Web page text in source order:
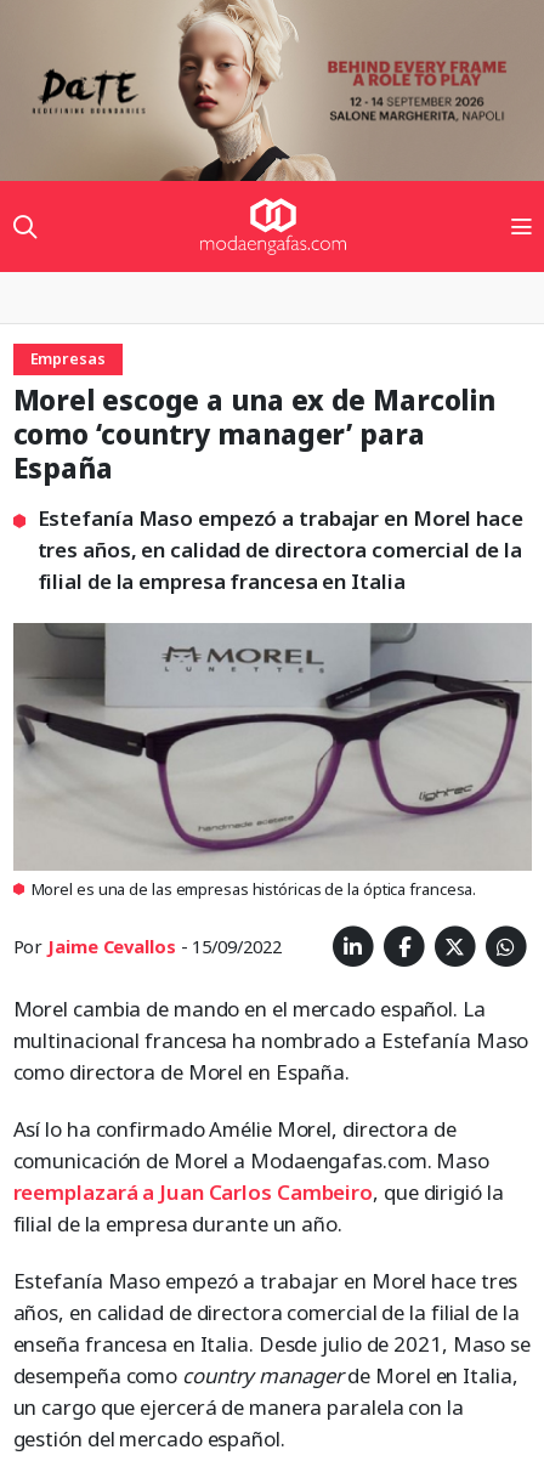
Empresas
Morel escoge a una ex de Marcolin
como ‘country manager’ para
España
Estefanía Maso empezó a trabajar en Morel hace
tres años, en calidad de directora comercial de la
filial de la empresa francesa en Italia
Morel es una de las empresas históricas de la óptica francesa.
Por Jaime Cevallos - 15/09/2022
Morel cambia de mando en el mercado español. La
multinacional francesa ha nombrado a Estefanía Maso
como directora de Morel en España.
Así lo ha confirmado Amélie Morel, directora de
comunicación de Morel a Modaengafas.com. Maso
reemplazará a Juan Carlos Cambeiro, que dirigió la
filial de la empresa durante un año.
Estefanía Maso empezó a trabajar en Morel hace tres
años, en calidad de directora comercial de la filial de la
enseña francesa en Italia. Desde julio de 2021, Maso se
desempeña como country managerde Morel en Italia,
un cargo que ejercerá de manera paralela con la
gestión del mercado español.